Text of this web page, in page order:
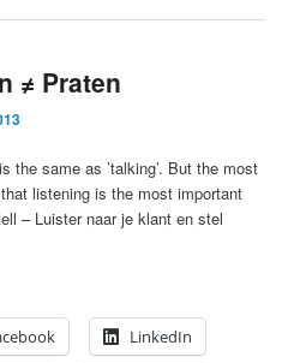
≠ Praten
the same as ’talking’. But the most
listening is the most important
– Luister naar je klant en stel
LinkedIn